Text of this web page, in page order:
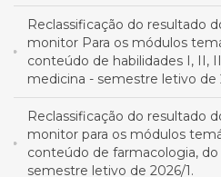
Reclassificação do resultado
monitor Para os módulos
conteúdo de habilidades I, II,
medicina - semestre letivo de
Reclassificação do resultado
monitor para os módulos
conteúdo de farmacologia,
semestre letivo de 2026/1.